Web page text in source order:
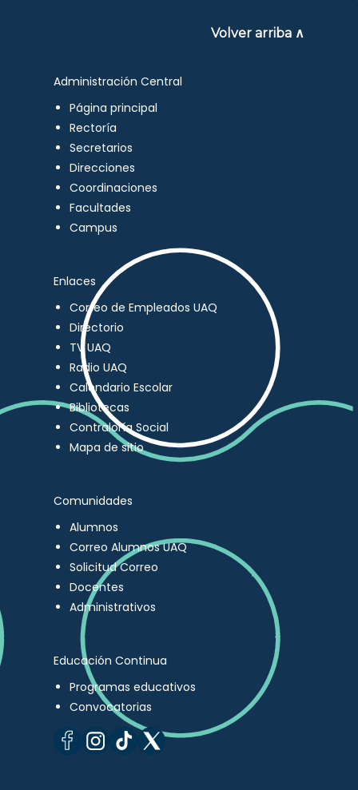
Volver arriba ∧
Administración Central
Página principal
Rectoría
Secretarios
Direcciones
Coordinaciones
Facultades
Campus
Enlaces
Correo de Empleados UAQ
Directorio
TV UAQ
Radio UAQ
Calendario Escolar
Bibliotecas
Contraloría Social
Mapa de sitio
Comunidades
Alumnos
Correo Alumnos UAQ
Solicitud Correo
Docentes
Administrativos
Educación Continua
Programas educativos
Convocatorias